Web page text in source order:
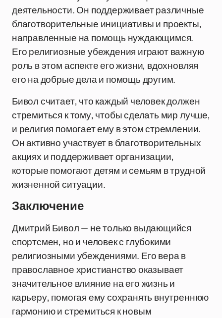
деятельности. Он поддерживает различные
благотворительные инициативы и проекты,
направленные на помощь нуждающимся.
Его религиозные убеждения играют важную
роль в этом аспекте его жизни, вдохновляя
его на добрые дела и помощь другим.
Бивол считает, что каждый человек должен
стремиться к тому, чтобы сделать мир лучше,
и религия помогает ему в этом стремлении.
Он активно участвует в благотворительных
акциях и поддерживает организации,
которые помогают детям и семьям в трудной
жизненной ситуации.
Заключение
Дмитрий Бивол — не только выдающийся
спортсмен, но и человек с глубокими
религиозными убеждениями. Его вера в
православное христианство оказывает
значительное влияние на его жизнь и
карьеру, помогая ему сохранять внутреннюю
гармонию и стремиться к новым